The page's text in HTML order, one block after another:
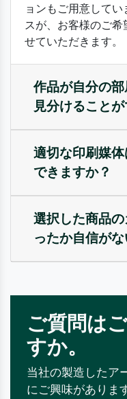
ョンもご用意して
スが、お客様のご希
せていただきます。
作品が自分の
見分けること
適切な印刷媒
できますか？
選択した商品
ったか自信がな
ご質問は
すか。
当社の製造したア
にご興味がありま